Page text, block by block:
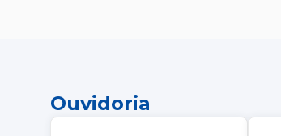
Ouvidoria